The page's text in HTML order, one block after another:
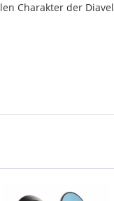
Charakter der Diavel